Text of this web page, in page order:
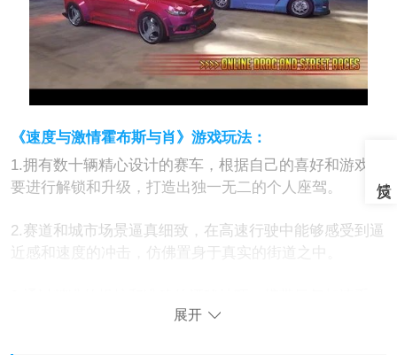
《速度与激情霍布斯与肖》游戏玩法：
1.拥有数十辆精心设计的赛车，根据自己的喜好和游戏需
要进行解锁和升级，打造出独一无二的个人座驾。
2.赛道和城市场景逼真细致，在高速行驶中能够感受到逼
近感和速度的冲击，仿佛置身于真实的街道之中。
统，瞬间提升速度，超越对手，在激烈的追逐中获得胜
展开